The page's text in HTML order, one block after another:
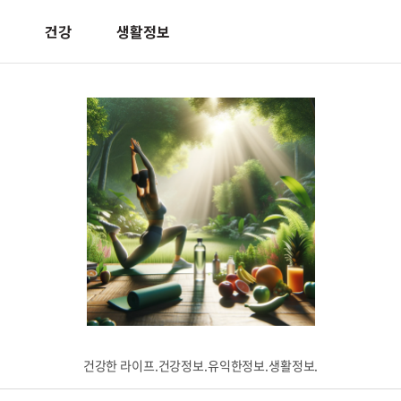
건강 생활정보
건강한 라이프.건강정보.유익한정보.생활정보.